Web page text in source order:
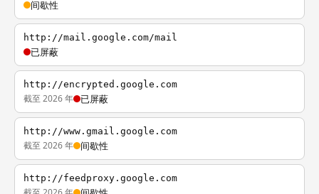
间歇性
http://mail.google.com/mail
已屏蔽
http://encrypted.google.com
截至 2026 年 已屏蔽
http://www.gmail.google.com
截至 2026 年 间歇性
http://feedproxy.google.com